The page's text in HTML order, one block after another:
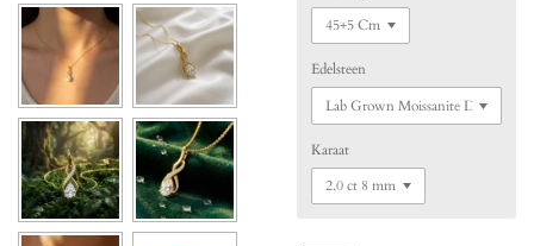
Edelsteen
Karaat